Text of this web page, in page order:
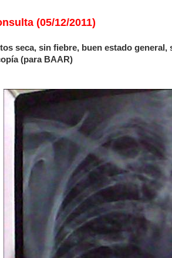
(05/12/2011)
seca, sin fiebre, buen estado
(para BAAR)